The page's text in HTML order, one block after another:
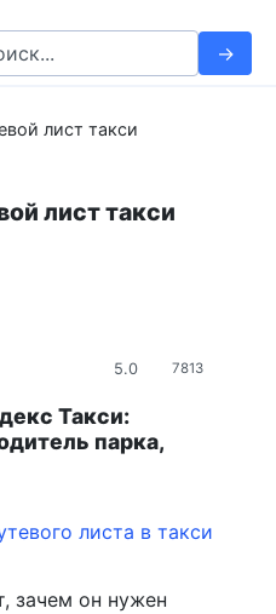
лист такси
лист такси
7813
5.0
Такси:
парка,
зачем он нужен